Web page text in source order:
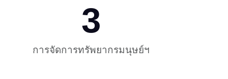
การจัดการทรัพยากรมนุษย์ฯ
3